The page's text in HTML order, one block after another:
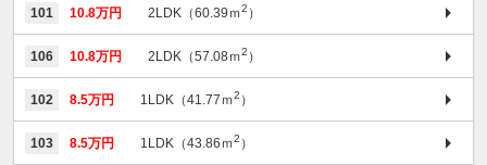
101 10.8万円 2LDK（60.39ｍ2 ）
106 10.8万円 2LDK（57.08ｍ2 ）
102 8.5万円 1LDK（41.77ｍ2 ）
103 8.5万円 1LDK（43.86ｍ2 ）